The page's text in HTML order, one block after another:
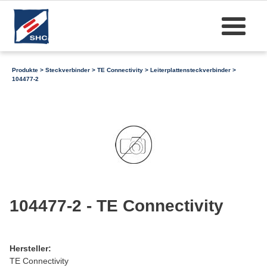
Produkte > Steckverbinder > TE Connectivity > Leiterplattensteckverbinder >
104477-2
104477-2 - TE Connectivity
Hersteller:
TE Connectivity